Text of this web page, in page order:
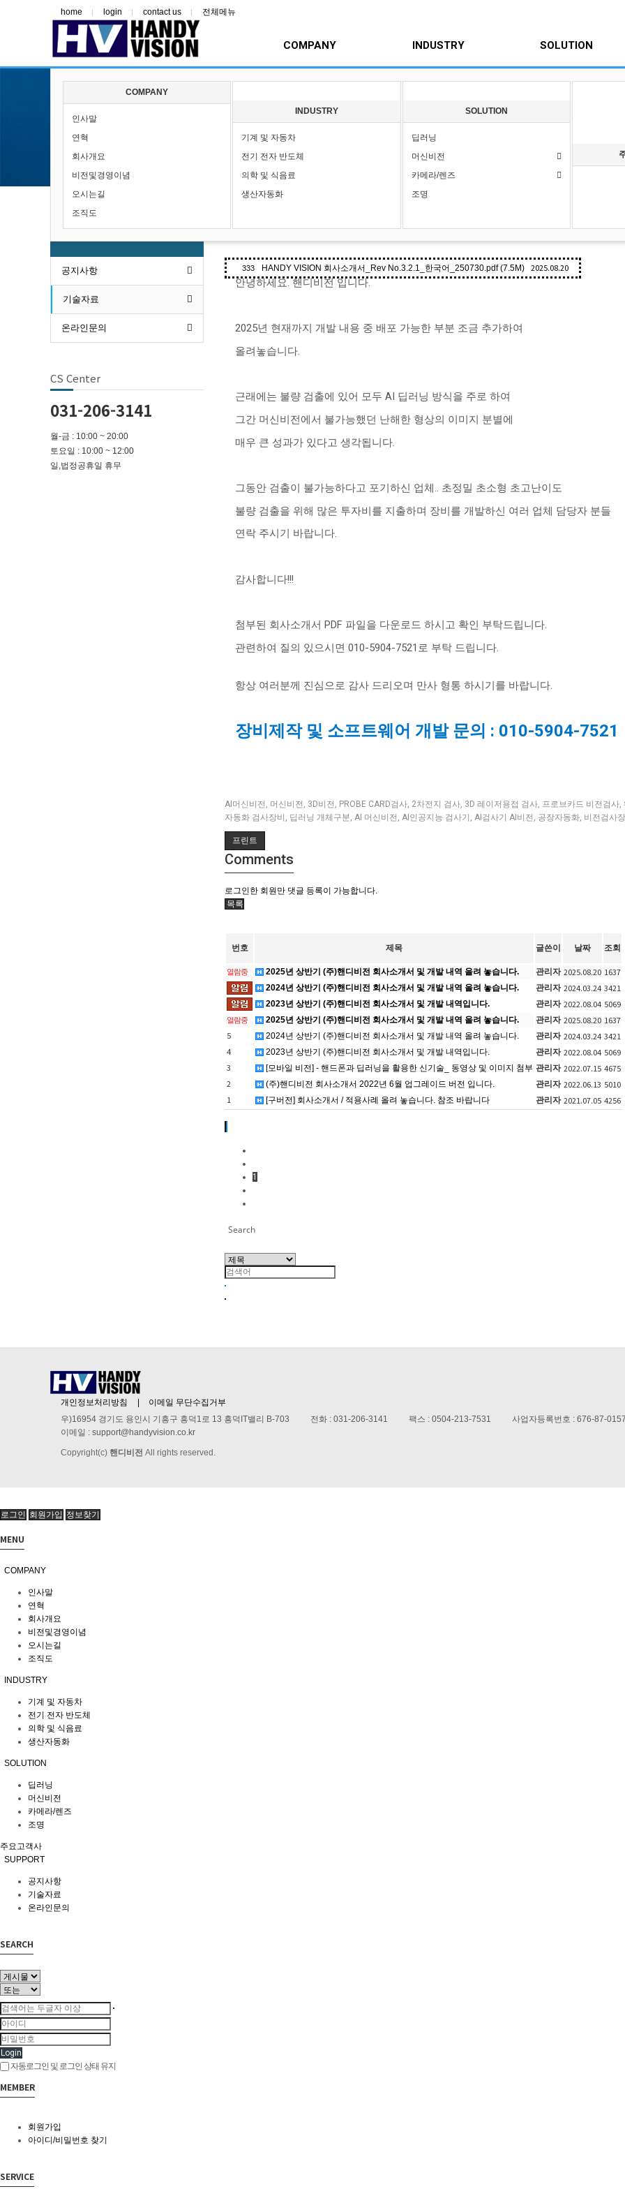
home login contact us 전체메뉴
COMPANY INDUSTRY SOLUTION
COMPANY
인사말
연혁
회사개요
비전및경영이념
오시는길
조직도
INDUSTRY
기계 및 자동차
전기 전자 반도체
의학 및 식음료
생산자동화
SOLUTION
딥러닝
머신비전
카메라/렌즈
조명
SUPPORT
기술자료
2025년 상반기 (주)핸디비전 회사소개서 및 개발 내역 올려
333 HANDY VISION 회사소개서_Rev No.3.2.1_한국어_250730.pdf (7.5M) 2025.08.20
안녕하세요.핸디비전 입니다.
2025년 현재까지 개발 내용 중 배포 가능한 부분 조금 추가하여
올려놓습니다.
근래에는 불량 검출에 있어 모두 AI 딥러닝 방식을 주로 하여
그간 머신비전에서 불가능했던 난해한 형상의 이미지 분별에
매우 큰 성과가 있다고 생각됩니다
그동안 검출이 불가능하다고 포기하신 업체.. 초정밀 초소형 초고난이도
불량 검출을 위해 많은 투자비를 지출하며 장비를 개발하신 여러 업체 담당자 분들
연락 주시기 바랍니다.
감사합니다!!!
첨부된 회사소개서 PDF 파일을 다운로드 하시고 확인 부탁드립니다.
관련하여 질의 있으시면 010-5904-7521 로 부탁 드립니다
항상 여러분께 진심으로 감사 드리오며 만사 형통 하시기를 바랍니다.
장비제작 및 소프트웨어 개발 문의 : 010-5904-7521
AI머신비전 , 머신비전 , 3D비전 , PROBE CARD검사, 2차전지 검사, 3D 레이저용접 검사, 프로브카드 비전검사,
자동화 검사장비 , 딥러닝 개체구분, AI 머신비전 , AI인공지능 검사기 , AI검사기 AI비전 , 공장자동화, 비전검사장
프린트
Comments
로그인한 회원만 댓글 등록이 가능합니다.
목록
번호 제목 글쓴이 날짜 조회
열람중 2025년 상반기 (주)핸디비전 회사소개서 및 개발 내역 올려 놓습니다. 관리자 2025.08.20 1637
2024년 상반기 (주)핸디비전 회사소개서 및 개발 내역 올려 놓습니다. 관리자 2024.03.24 3421
2023년 상반기 (주)핸디비전 회사소개서 및 개발 내역입니다. 관리자 2022.08.04 5069
열람중 2025년 상반기 (주)핸디비전 회사소개서 및 개발 내역 올려 놓습니다. 관리자 2025.08.20 1637
5
2024년 상반기 (주)핸디비전 회사소개서 및 개발 내역 올려 놓습니다. 관리자 2024.03.24 3421
4
2023년 상반기 (주)핸디비전 회사소개서 및 개발 내역입니다. 관리자 2022.08.04 5069
3
[모바일 비전] - 핸드폰과 딥러닝을 활용한 신기술_ 동영상 및 이미지 첨부 관리자 2022.07.15 4675
2
(주)핸디비전 회사소개서 2022년 6월 업그레이드 버전 입니다. 관리자 2022.06.13 5010
1
[구버전] 회사소개서 / 적용사례 올려 놓습니다. 참조 바랍니다 관리자 2021.07.05 4256
1
Search
SUPPORT
공지사항
기술자료
온라인문의
CS Center
031-206-3141
월-금 : 10:00 ~ 20:00
토요일 : 10:00 ~ 12:00
일,법정공휴일 휴무
개인정보처리방침
이메일 무단수집거부
우)16954 경기도 용인시 기흥구 흥덕1로 13 흥덕IT밸리 B-703
전화 : 031-206-3141 팩스 : 0504-213-7531 사업자등록번호 : 676-87-
이메일 : support@handyvision.co.kr
Copyright(c) 핸디비전 All rights reserved.
로그인 회원가입 정보찾기
MENU
COMPANY
인사말
연혁
회사개요
비전및경영이념
오시는길
조직도
INDUSTRY
기계 및 자동차
전기 전자 반도체
의학 및 식음료
생산자동화
SOLUTION
딥러닝
머신비전
카메라/렌즈
조명
주요고객사
SUPPORT
공지사항
기술자료
온라인문의
SEARCH
Login
자동로그인 및 로그인 상태 유지
MEMBER
회원가입
아이디/비밀번호 찾기
SERVICE